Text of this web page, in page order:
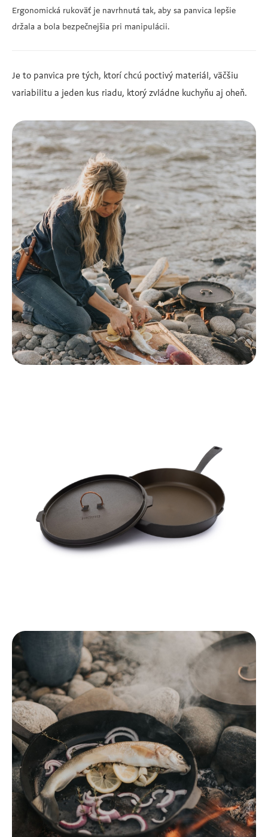
Ergonomická rukoväť je navrhnutá tak, aby sa panvica lepšie
držala a bola bezpečnejšia pri manipulácii.
Je to panvica pre tých, ktorí chcú poctivý materiál, väčšiu
variabilitu a jeden kus riadu, ktorý zvládne kuchyňu aj oheň.